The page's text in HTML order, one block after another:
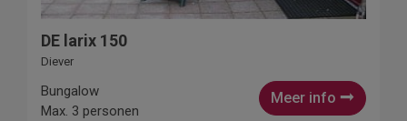
DE larix 150
Diever
Meer info
Bungalow
Max. 3 personen